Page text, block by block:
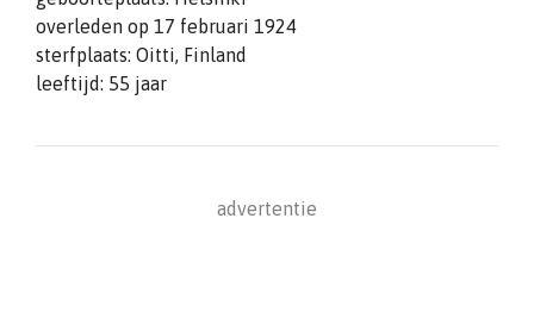
overleden op 17 februari 1924
sterfplaats: Oitti, Finland
leeftijd: 55 jaar
advertentie